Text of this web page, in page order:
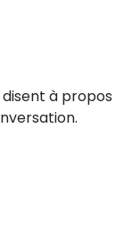
à propos